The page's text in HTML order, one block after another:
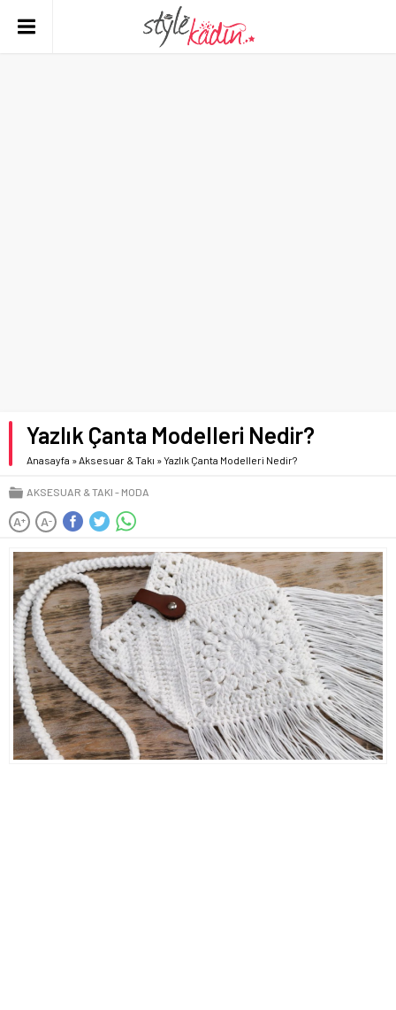
Yazlık Çanta Modelleri Nedir?
Anasayfa »Aksesuar & Takı »Yazlık Çanta Modelleri Nedir?
AKSESUAR & TAKI MODA
A+ A-